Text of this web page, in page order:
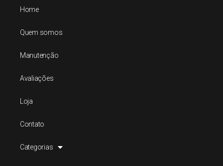
Home
Quem somos
Manutenção
Avaliações
Loja
Contato
Categorias